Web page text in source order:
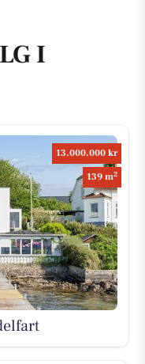
I
13.000.000 kr
139 m2